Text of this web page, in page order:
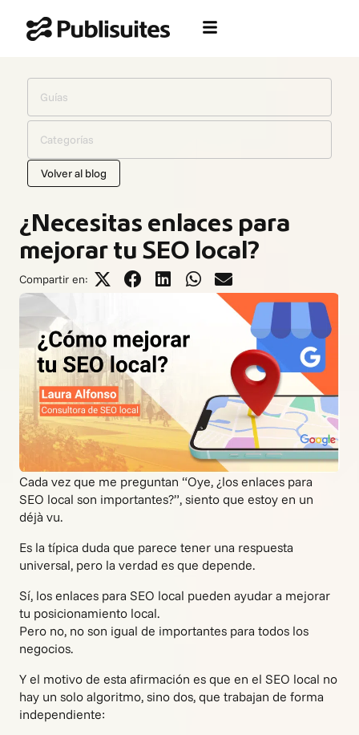
Categorías
Volver al blog
Guías
¿Necesitas enlaces para
mejorar tu SEO local?
Compartir en:
Cada vez que me preguntan “Oye, ¿los enlaces para
SEO local son importantes?”, siento que estoy en un
déjà vu.
Es la típica duda que parece tener una respuesta
universal, pero la verdad es que depende.
Sí, los enlaces para SEO local pueden ayudar a mejorar
tu posicionamiento local.
Pero no, no son igual de importantes para todos los
negocios.
Y el motivo de esta afirmación es que en el SEO local no
hay un solo algoritmo, sino dos, que trabajan de forma
independiente: